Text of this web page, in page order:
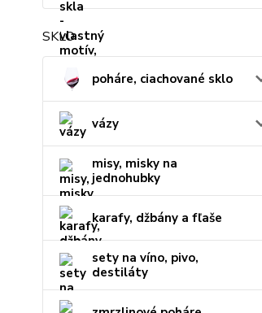
SKLO
poháre, ciachované sklo
vázy
misy, misky na
jednohubky
karafy, džbány a fľaše
sety na víno, pivo,
destiláty